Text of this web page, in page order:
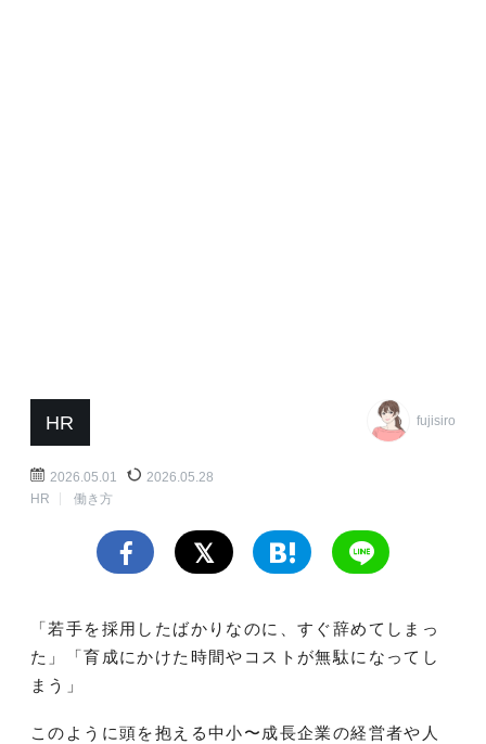
HR fujisiro
2026.05.01
2026.05.28
HR
働き方
「若手を採用したばかりなのに、すぐ辞めてしまっ
た」「育成にかけた時間やコストが無駄になってし
まう」
このように頭を抱える中小〜成長企業の経営者や人